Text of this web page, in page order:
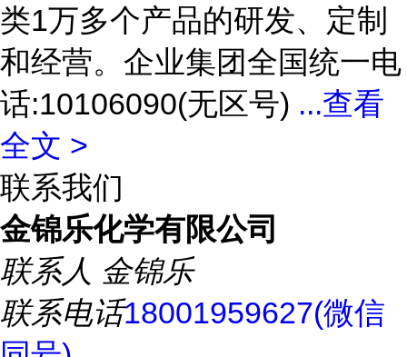
类1万多个产品的研发、定制
和经营。企业集团全国统一电
话:10106090(无区号) ...查看
全文 >
联系我们
金锦乐化学有限公司
联系人 金锦乐
联系电话18001959627(微信